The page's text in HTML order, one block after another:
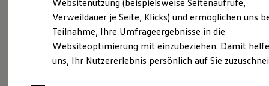
Garantien
Wartungsverträge
Geschäftskunden
Professional Class bei Volkswagen
Großkunden
Behörden
Websitenutzung (beispielsweise Seitenaufrufe,
Verweildauer je Seite, Klicks) und ermöglichen uns
Teilnahme, Ihre Umfrageergebnisse in die
Websiteoptimierung mit einzubeziehen. Damit
uns, Ihr Nutzererlebnis persönlich auf Sie